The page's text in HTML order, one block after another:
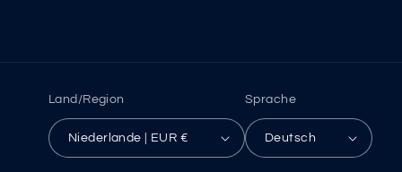
Land/Region
Niederlande | EUR €
Sprache
Deutsch